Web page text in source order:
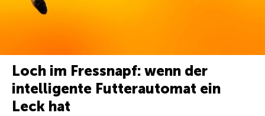
Loch im Fressnapf: wenn der
intelligente Futterautomat ein
Leck hat